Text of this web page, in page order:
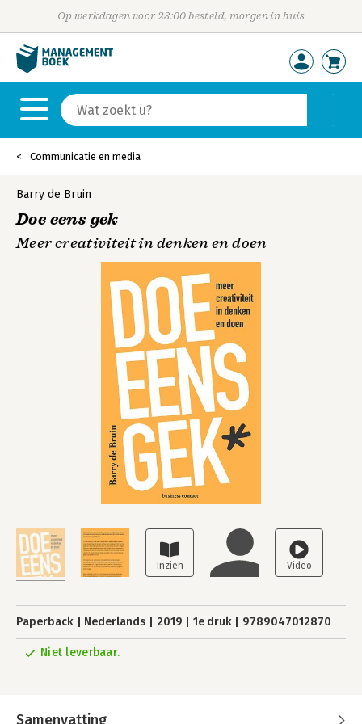
Op werkdagen voor 23:00 besteld, morgen in huis
Communicatie en media
Barry de Bruin
Doe eens gek
Meer creativiteit in denken en doen
Paperback Nederlands 2019 1e druk 9789047012870
Niet leverbaar.
Samenvatting